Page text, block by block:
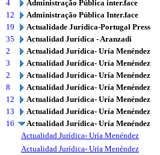
4
Administração Pública inter.face
12
Administração Pública Inter.face
19
Actualidade Jurídica-Portugal Press
35
Actualidad Jurídica - Aranzadi
2
Actualidad Jurídica- Uría Menéndez
3
Actualidad Jurídica- Uría Menéndez
2
Actualidad Jurídica- Uría Menéndez
8
Actualidad Jurídica- Uría Menéndez
12
Actualidad Jurídica- Uría Menéndez
13
Actualidad Jurídica- Uría Menéndez
16
Actualidad Jurídica- Uría Menéndez
Actualidad Jurídica- Uría Menéndez
Actualidad Jurídica- Uría Menéndez